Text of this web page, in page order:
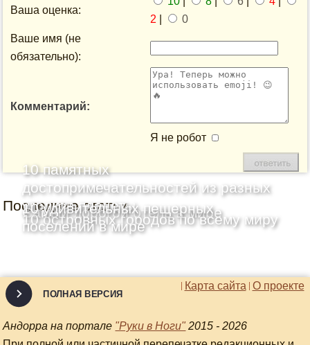
Ваша оценка:
2
0
Ваше имя (не
обязательно):
Комментарий:
Я не робот
Последние статьи
10 памятных
достопримечательностей из разных
уголков планеты
Самый дорогой отель в мире
10 островных городов по всему миру
10 удивительных пещерных
поселений в мире
О проекте
Карта сайта
ПОЛНАЯ ВЕРСИЯ
Андорра на портале "Руки в Ноги" 2015 - 2026